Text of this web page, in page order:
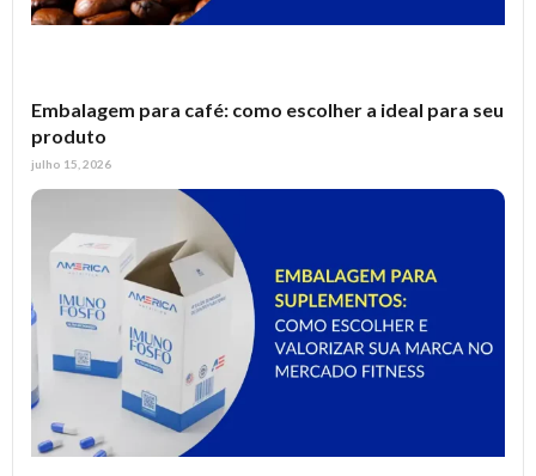
Embalagem para café: como escolher a ideal para seu
produto
julho 15, 2026